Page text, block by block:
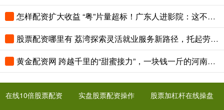
怎样配资扩大收益 “粤”片量超标！广东人进影院：这不拍的我家楼下？ | 好看·南方号
股票配资哪里有 荔湾探索灵活就业服务新路径，托起劳动者“稳稳的幸福”
黄金配资网 跨越千里的“甜蜜接力”，一块钱一斤的河南西瓜热销南沙
在线10倍股票配资 实盘股票配资操作 股票加杠杆在线操盘